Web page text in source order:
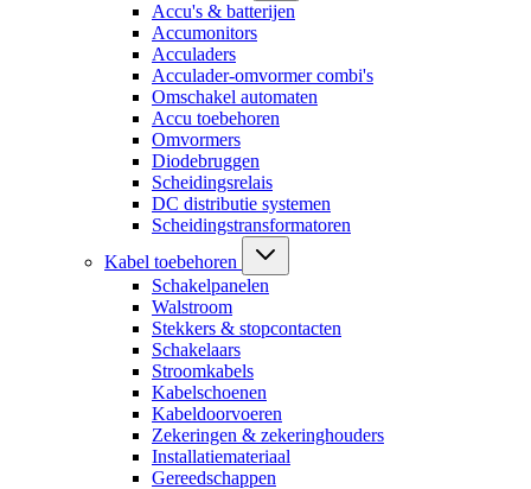
Accu's & batterijen
Accumonitors
Acculaders
Acculader-omvormer combi's
Omschakel automaten
Accu toebehoren
Omvormers
Diodebruggen
Scheidingsrelais
DC distributie systemen
Scheidingstransformatoren
Kabel toebehoren
Schakelpanelen
Walstroom
Stekkers & stopcontacten
Schakelaars
Stroomkabels
Kabelschoenen
Kabeldoorvoeren
Zekeringen & zekeringhouders
Installatiemateriaal
Gereedschappen